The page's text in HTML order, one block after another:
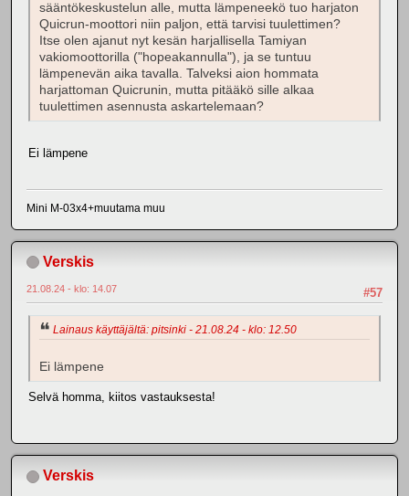
sääntökeskustelun alle, mutta lämpeneekö tuo harjaton
Quicrun-moottori niin paljon, että tarvisi tuulettimen?
Itse olen ajanut nyt kesän harjallisella Tamiyan
vakiomoottorilla ("hopeakannulla"), ja se tuntuu
lämpenevän aika tavalla. Talveksi aion hommata
harjattoman Quicrunin, mutta pitääkö sille alkaa
tuulettimen asennusta askartelemaan?
Ei lämpene
Mini M-03x4+muutama muu
Verskis
#57
21.08.24 - klo: 14.07
Lainaus käyttäjältä: pitsinki - 21.08.24 - klo: 12.50
Ei lämpene
Selvä homma, kiitos vastauksesta!
Verskis